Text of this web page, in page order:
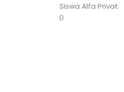
Siswa Alfa Privat
0